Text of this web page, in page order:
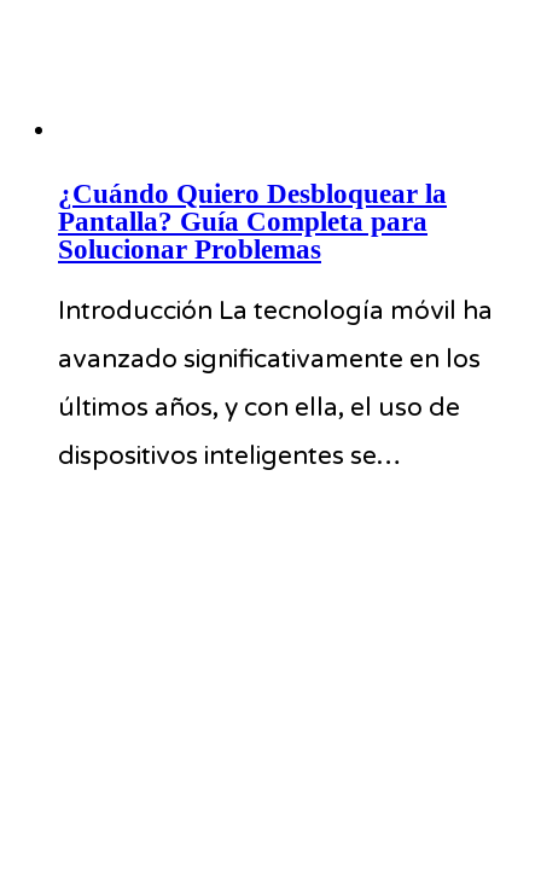
¿Cuándo Quiero Desbloquear la
Pantalla? Guía Completa para
Solucionar Problemas
Introducción La tecnología móvil ha
avanzado significativamente en los
últimos años, y con ella, el uso de
dispositivos inteligentes se…